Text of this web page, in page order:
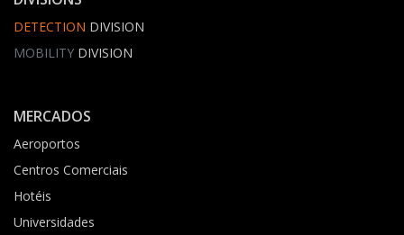
DETECTION DIVISION
MOBILITY DIVISION
MERCADOS
Aeroportos
Centros Comerciais
Hotéis
Universidades